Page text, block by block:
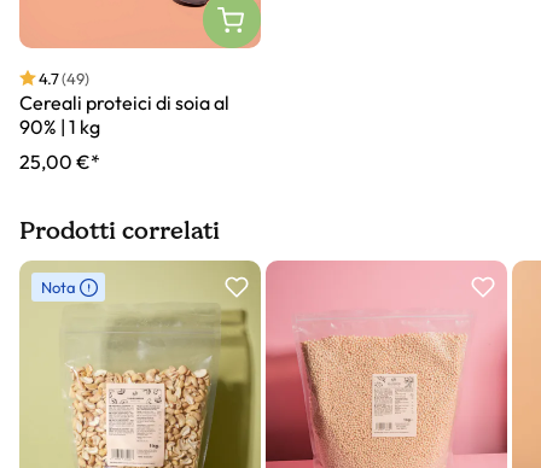
4.7(49)
Cereali proteici di soia al
90% | 1 kg
25,00 €*
Prodotti correlati
Slider prodotto
Nota